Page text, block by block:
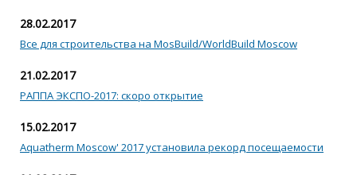
28.02.2017
Все для строительства на MosBuild/WorldBuild Moscow
21.02.2017
РАППА ЭКСПО-2017: скоро открытие
15.02.2017
Aquatherm Moscow' 2017 установила рекорд посещаемости